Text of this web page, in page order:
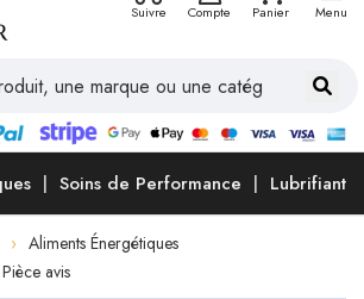
Suivre Compte
Panier
Menu
Soins de Performance Lubrifiants
Aliments Énergétiques
avis